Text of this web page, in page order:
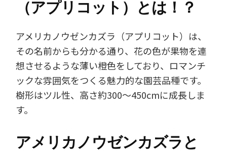
（アプリコット）とは！？
アメリカノウゼンカズラ（アプリコット）は、
その名前からも分かる通り、花の色が果物を連
想させるような薄い橙色をしており、ロマンチ
ックな雰囲気をつくる魅力的な園芸品種です。
樹形はツル性、高さ約300～450cmに成長しま
す。
アメリカノウゼンカズラと